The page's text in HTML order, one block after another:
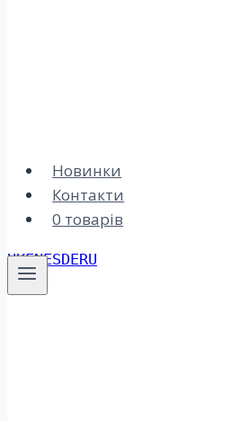
Новинки
Контакти
0 товарів
UKENESDERU